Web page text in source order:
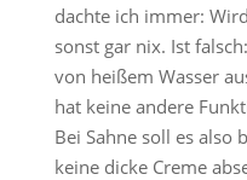
dachte ich immer:
sonst gar nix. Ist
von heißem Wasser
hat keine andere
Bei Sahne soll es also
keine dicke Creme